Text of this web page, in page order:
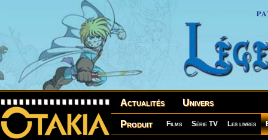
Actualités Univers
Produit Films Série TV Les livres